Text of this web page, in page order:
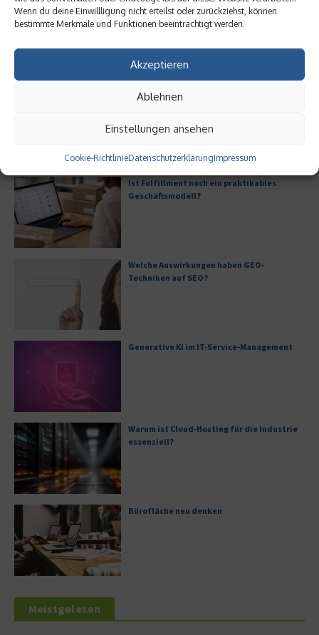
Wenn du deine Einwillligung nicht erteilst oder zurückziehst, können
bestimmte Merkmale und Funktionen beeinträchtigt werden.
Akzeptieren
Ablehnen
Einstellungen ansehen
Cookie-RichtlinieDatenschutzerklärungImpressum
praktikables Geschäftsmodell?
Welche Auswirkungen haben
GEO-Techniken auf SEO?
26. Mai 2026
Ist Fulfillment noch ein praktikables
Geschäftsmodell?
Welche Auswirkungen haben GEO-
Techniken auf SEO?
Generative KI im IT-Service-Management
Warum ist Cloud-Hosting für die Industrie
essenziell?
Bürofläche neu denken
Meistgelesen